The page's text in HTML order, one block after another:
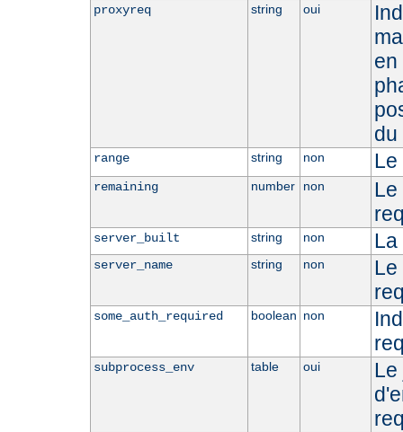
proxyreq string oui
en
du
range string non
remaining number non
Le
server_built string non La
server_name string non
Le
some_auth_required boolean non
subprocess_env table oui
Le